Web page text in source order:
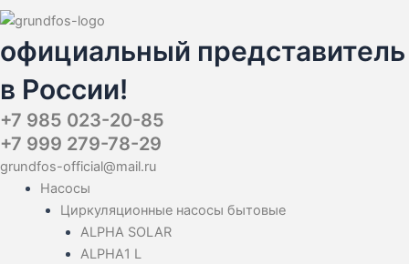
официальный представитель
в России!
+7 985 023-20-85
+7 999 279-78-29
grundfos-official@mail.ru
Насосы
Циркуляционные насосы бытовые
ALPHA SOLAR
ALPHA1 L